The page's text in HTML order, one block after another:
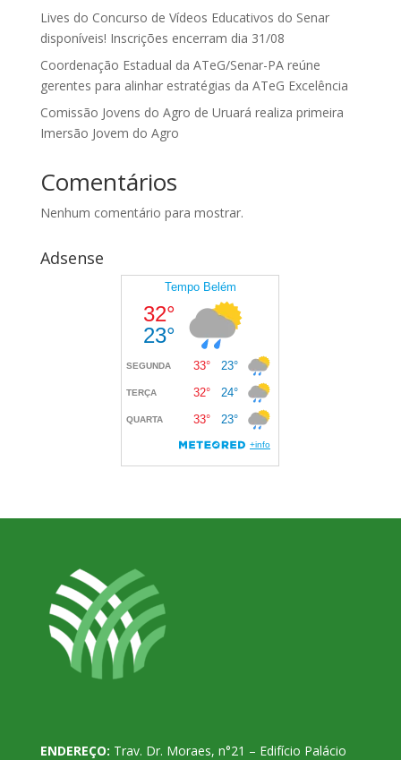
Lives do Concurso de Vídeos Educativos do Senar
disponíveis! Inscrições encerram dia 31/08
Coordenação Estadual da ATeG/Senar-PA reúne
gerentes para alinhar estratégias da ATeG Excelência
Comissão Jovens do Agro de Uruará realiza primeira
Imersão Jovem do Agro
Comentários
Nenhum comentário para mostrar.
Adsense
ENDEREÇO: Trav. Dr. Moraes, n°21 – Edifício Palácio